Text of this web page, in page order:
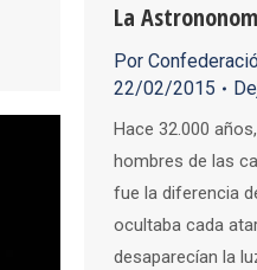
La
Por
22/02/2015
Hace 32.000
hombres de las
fue la diferencia
ocultaba cada
desaparecían la